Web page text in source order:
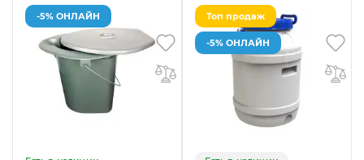
-5% ОНЛАЙН Топ продаж
-5% ОНЛАЙН